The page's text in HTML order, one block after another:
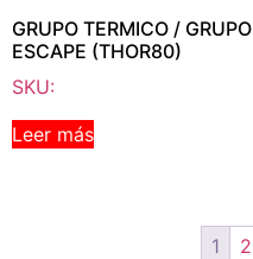
GRUPO TERMICO / GRUPO
ESCAPE (THOR80)
SKU:
Leer más
1 2